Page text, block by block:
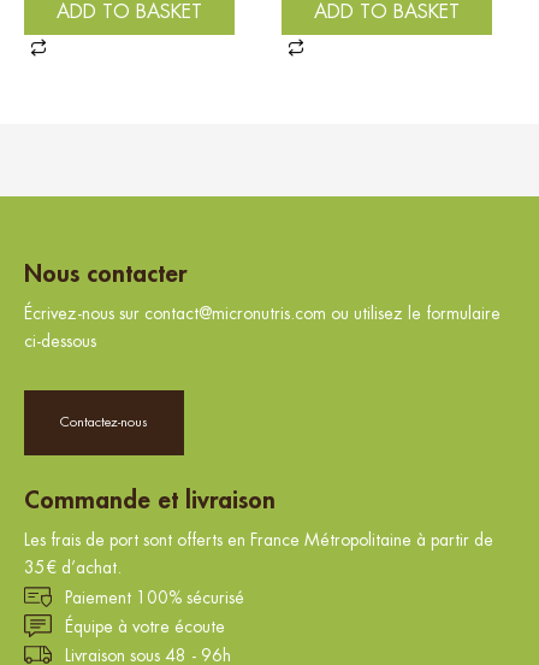
ADD TO BASKET ADD TO BASKET
Nous contacter
Écrivez-nous sur contact@micronutris.com ou utilisez le formulaire
ci-dessous
Contactez-nous
Commande et livraison
Les frais de port sont offerts en France Métropolitaine à partir de
35€ d’achat.
Paiement 100% sécurisé
Équipe à votre écoute
Livraison sous 48 - 96h